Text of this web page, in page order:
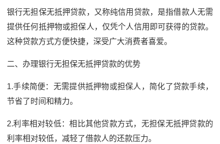
银行无担保无抵押贷款，又称纯信用贷款，是指借款人无需
提供任何抵押物或担保人，仅凭个人信用即可获得的贷款。
这种贷款方式方便快捷，深受广大消费者喜爱。
二、办理银行无担保无抵押贷款的优势
1.手续简便：无需提供抵押物或担保人，简化了贷款手续，
节省了时间和精力。
2.利率相对较低：相比其他贷款方式，无担保无抵押贷款的
利率相对较低，减轻了借款人的还款压力。